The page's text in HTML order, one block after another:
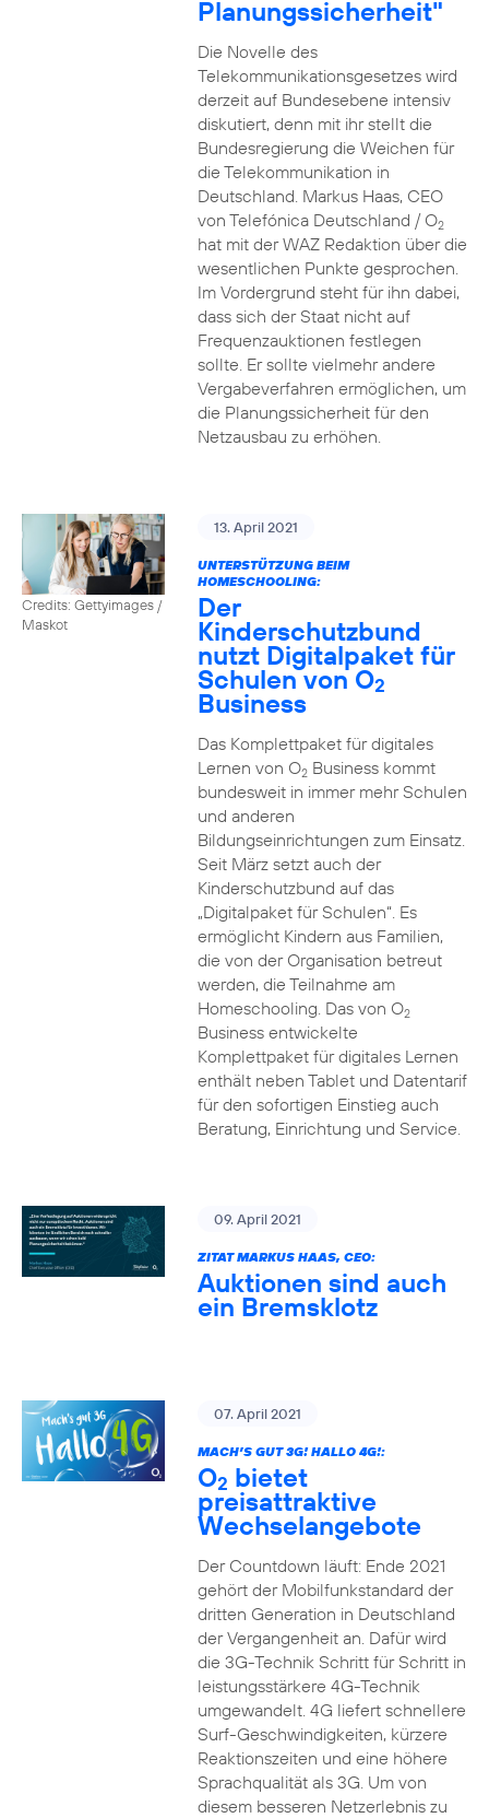
Planungssicherheit"
Die Novelle des
Telekommunikationsgesetzes wird
derzeit auf Bundesebene intensiv
diskutiert, denn mit ihr stellt die
Bundesregierung die Weichen für
die Telekommunikation in
Deutschland. Markus Haas, CEO
von Telefónica Deutschland / O2
hat mit der WAZ Redaktion über die
wesentlichen Punkte gesprochen.
Im Vordergrund steht für ihn dabei,
dass sich der Staat nicht auf
Frequenzauktionen festlegen
sollte. Er sollte vielmehr andere
Vergabeverfahren ermöglichen, um
die Planungssicherheit für den
Netzausbau zu erhöhen.
Credits: Gettyimages /
Maskot
13. April 2021
UNTERSTÜTZUNG BEIM
HOMESCHOOLING:
Der
Kinderschutzbund
nutzt Digitalpaket für
Schulen von O2
Business
Das Komplettpaket für digitales
Lernen von O2Business kommt
bundesweit in immer mehr Schulen
und anderen
Bildungseinrichtungen zum Einsatz.
Seit März setzt auch der
Kinderschutzbund auf das
„Digitalpaket für Schulen“. Es
ermöglicht Kindern aus Familien,
die von der Organisation betreut
werden, die Teilnahme am
Homeschooling. Das von O2
Business entwickelte
Komplettpaket für digitales Lernen
enthält neben Tablet und Datentarif
für den sofortigen Einstieg auch
Beratung, Einrichtung und Service.
09. April 2021
ZITAT MARKUS HAAS, CEO:
Auktionen sind auch
ein Bremsklotz
07. April 2021
MACH’S GUT 3G! HALLO 4G!:
O2 bietet
preisattraktive
Wechselangebote
Der Countdown läuft: Ende 2021
gehört der Mobilfunkstandard der
dritten Generation in Deutschland
der Vergangenheit an. Dafür wird
die 3G-Technik Schritt für Schritt in
leistungsstärkere 4G-Technik
umgewandelt. 4G liefert schnellere
Surf-Geschwindigkeiten, kürzere
Reaktionszeiten und eine höhere
Sprachqualität als 3G. Um von
diesem besseren Netzerlebnis zu